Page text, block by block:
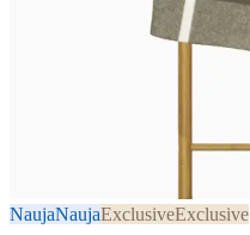
NaujaNaujaExclusiveExclusive